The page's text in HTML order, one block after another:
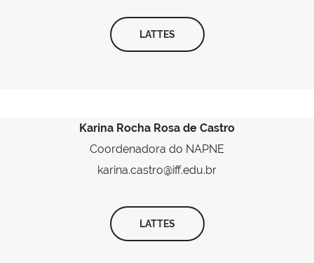
LATTES
Karina Rocha Rosa de Castro
Coordenadora do NAPNE
karina.castro@iff.edu.br
LATTES